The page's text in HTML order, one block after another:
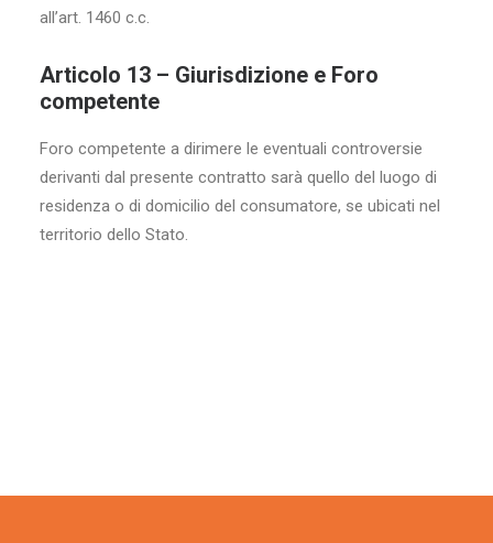
all’art. 1460 c.c.
Articolo 13 – Giurisdizione e Foro
competente
Foro competente a dirimere le eventuali controversie
derivanti dal presente contratto sarà quello del luogo di
residenza o di domicilio del consumatore, se ubicati nel
territorio dello Stato.